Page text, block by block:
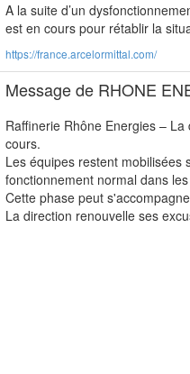
A la suite d’un
est en cours pour rétablir la
https://france.arcelormittal.com/
Message de RHONE
Raffinerie Rhône Energies –
cours.
Les équipes restent
fonctionnement normal dans
Cette phase peut
La direction renouvelle ses